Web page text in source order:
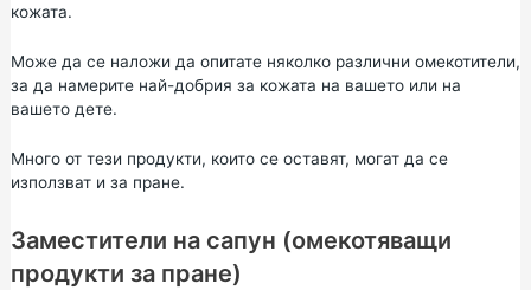
кожата.
Може да се наложи да опитате няколко различни омекотители,
за да намерите най-добрия за кожата на вашето или на
вашето дете.
Много от тези продукти, които се оставят, могат да се
използват и за пране.
Заместители на сапун (омекотяващи
продукти за пране)